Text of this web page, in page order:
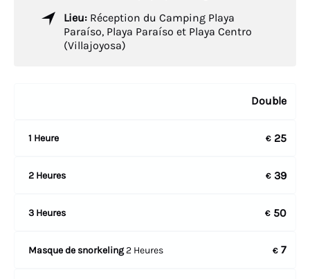
Lieu: Réception du Camping Playa
Paraíso, Playa Paraíso et Playa Centro
(Villajoyosa)
Double
1 Heure € 25
2 Heures € 39
3 Heures € 50
Masque de snorkeling2 Heures € 7